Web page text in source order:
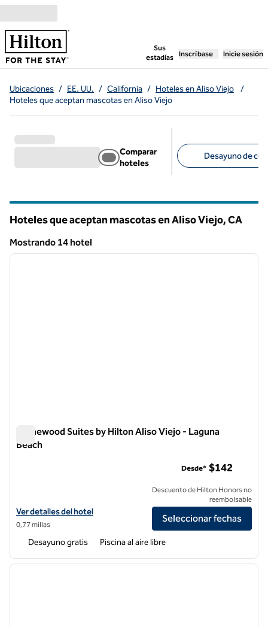
Saltar a contenido
Sus
estadías
, abre una pestaña
Inscríbase Inicie sesión
Ubicaciones / EE. UU. / California / Hoteles en Aliso Viejo
/
Hoteles que aceptan mascotas en Aliso Viejo
Comparar
hoteles
Desayuno de
Hoteles que aceptan mascotas en Aliso Viejo,CA
Mostrando 14 hotel
Mostrando 14 hotel
1 de 12
Homewood Suites by Hilton Aliso Viejo - Laguna
Beach
Ver detalles del hotel Homewood Suites by Hilton Aliso Viejo -
Ver detalles del hotel
0,77 millas
Desde* $142
Descuento de Hilton Honors no
reembolsable
Seleccionar fechas
Desayuno gratis Piscina al aire libre
1 de 12